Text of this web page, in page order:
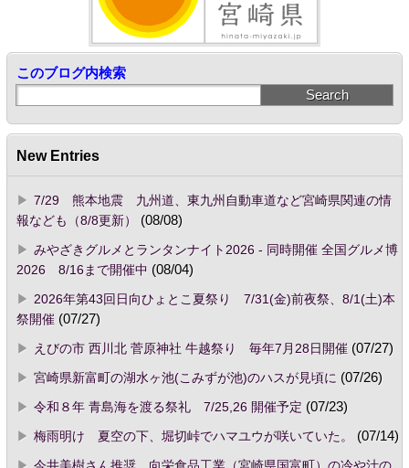
このブログ内検索
New Entries
7/29 熊本地震 九州道、東九州自動車道など宮崎県関連の情
報なども（8/8更新）
(08/08)
みやざきグルメとランタンナイト2026 - 同時開催 全国グルメ博
2026 8/16まで開催中 (08/04)
2026年第43回日向ひょとこ夏祭り 7/31(金)前夜祭、8/1(土)本
祭開催(07/27)
えびの市 西川北 菅原神社 牛越祭り 毎年7月28日開催(07/27)
宮崎県新富町の湖水ヶ池(こみずが池)のハスが見頃に (07/26)
令和８年 青島海を渡る祭礼 7/25,26 開催予定 (07/23)
梅雨明け 夏空の下、堀切峠でハマユウが咲いていた。
(07/14)
今井美樹さん推奨 向栄食品工業（宮崎県国富町）の冷や汁の